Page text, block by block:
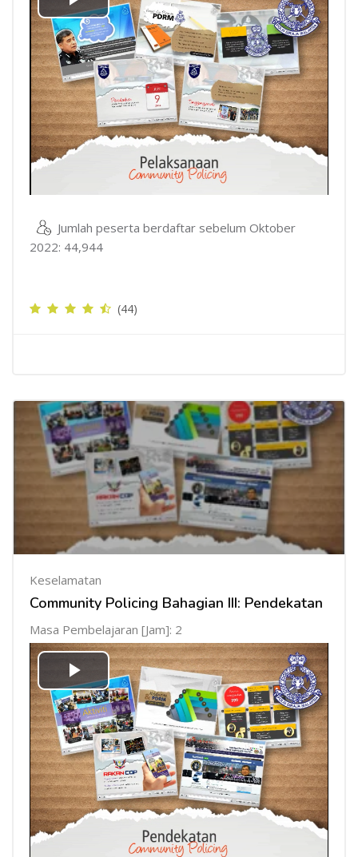
Mainkan
Video
Jumlah peserta berdaftar sebelum Oktober
2022: 44,944
(44)
Keselamatan
Community Policing Bahagian III: Pendekatan
Masa Pembelajaran [Jam]: 2
Mainkan
Video